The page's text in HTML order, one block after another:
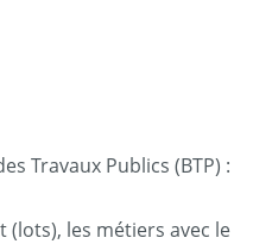
Travaux Publics (BTP) :
les métiers avec le